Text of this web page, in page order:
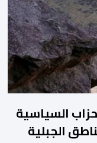
الرامية إلى التحديث
الأحزاب السياسية
الجبلية